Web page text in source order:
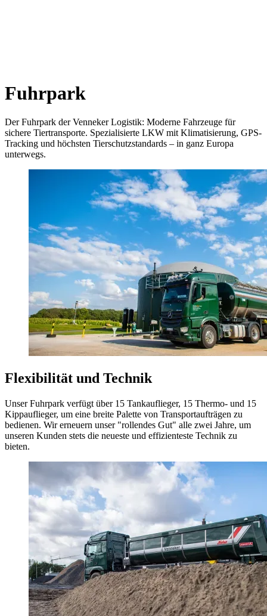
Fuhrpark
Der Fuhrpark der Venneker Logistik: Moderne Fahrzeuge für
sichere Tiertransporte. Spezialisierte LKW mit Klimatisierung, GPS-
Tracking und höchsten Tierschutzstandards – in ganz Europa
unterwegs.
Flexibilität und Technik
Unser Fuhrpark verfügt über 15 Tankauflieger, 15 Thermo- und 15
Kippauflieger, um eine breite Palette von Transportaufträgen zu
bedienen. Wir erneuern unser "rollendes Gut" alle zwei Jahre, um
unseren Kunden stets die neueste und effizienteste Technik zu
bieten.